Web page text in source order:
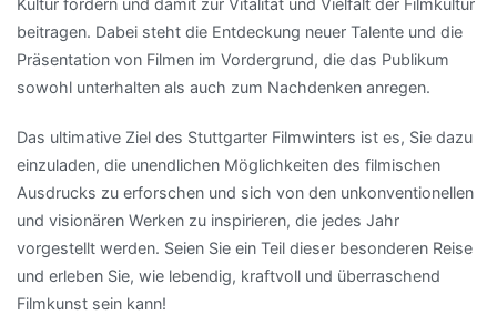
beitragen. Dabei steht die Entdeckung neuer Talente und die
Präsentation von Filmen im Vordergrund, die das Publikum
sowohl unterhalten als auch zum Nachdenken anregen.
Das ultimative Ziel des Stuttgarter Filmwinters ist es, Sie dazu
einzuladen, die unendlichen Möglichkeiten des filmischen
Ausdrucks zu erforschen und sich von den unkonventionellen
und visionären Werken zu inspirieren, die jedes Jahr
vorgestellt werden. Seien Sie ein Teil dieser besonderen Reise
und erleben Sie, wie lebendig, kraftvoll und überraschend
Filmkunst sein kann!